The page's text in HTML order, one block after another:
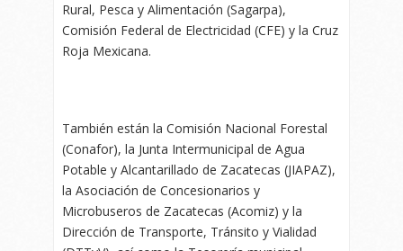
Rural, Pesca y Alimentación (Sagarpa),
Comisión Federal de Electricidad (CFE) y la Cruz
Roja Mexicana.
También están la Comisión Nacional Forestal
(Conafor), la Junta Intermunicipal de Agua
Potable y Alcantarillado de Zacatecas (JIAPAZ),
la Asociación de Concesionarios y
Microbuseros de Zacatecas (Acomiz) y la
Dirección de Transporte, Tránsito y Vialidad